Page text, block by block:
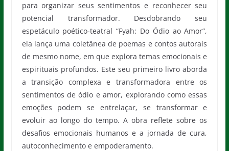
para organizar seus sentimentos e reconhecer seu
potencial transformador. Desdobrando seu
espetáculo poético-teatral “Fyah: Do Ódio ao Amor”,
ela lança uma coletânea de poemas e contos autorais
de mesmo nome, em que explora temas emocionais e
espirituais profundos. Este seu primeiro livro aborda
a transição complexa e transformadora entre os
sentimentos de ódio e amor, explorando como essas
emoções podem se entrelaçar, se transformar e
evoluir ao longo do tempo. A obra reflete sobre os
desafios emocionais humanos e a jornada de cura,
autoconhecimento e empoderamento.